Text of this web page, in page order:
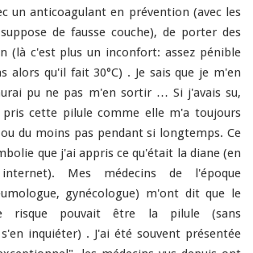
un anticoagulant en prévention (avec les
de fausse couche), de porter des
(là c'est plus un inconfort: assez pénible
alors qu'il fait 30°C) . Je sais que je m'en
pu ne pas m'en sortir … Si j'avais su,
cette pilule comme elle m'a toujours
du moins pas pendant si longtemps. Ce
que j'ai appris ce qu'était la diane (en
Mes médecins de l'époque
gynécologue) m'ont dit que le
risque pouvait être la pilule (sans
inquiéter) . J'ai été souvent présentée